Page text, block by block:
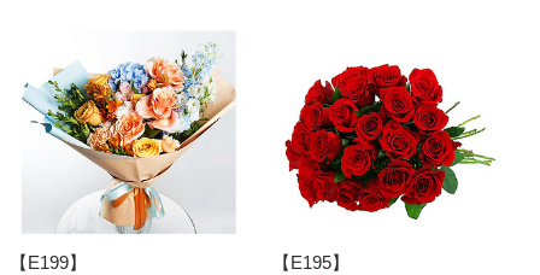
【E199】 【E195】